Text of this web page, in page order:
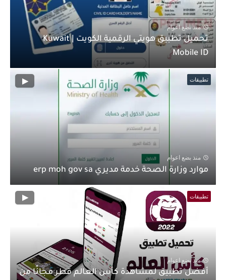
منذ بضع اعوام
تحميل تطبيق هويتي الرقمية الكويت | Kuwait
Mobile ID
تطبيقات
منذ بضع اعوام
موارد وزارة الصحة خدمة مديري erp moh gov sa
تطبيقات
منذ بضع اعوام
أفضل تطبيق لمشاهدة كأس العالم قطر مجانًا من